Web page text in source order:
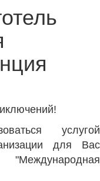
услугой
для Вас